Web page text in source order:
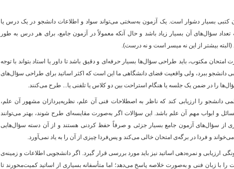
کتبی بسیار دشوار است. یک آزمون به‌سختی می‌تواند سواد و اطلاعات دانشجو در یک درس یا
سؤال‌های آن بسیار زیاد باشد و حال آنکه معمولاً در آزمون جامع، برای هر درس به طور
مکتوب، باید طراحی سؤال‌ها بسیار حرفه‌ای و دقیق باشد تا داور یا استاد بتواند با توجه
دانشجو ببرد، ولی واقعیت فضای دانشگاهی ما این است که اکثر اساتید برای طراحی سؤال‌های
را در ضمن یک جلسه یا هنگام استراحت بین دو کلاس یا تلفنی یا... طرح می‌کنند.
دانشجو را ارزیابی کند که ناظر به اصطلاحات فنی آن علم، نظریه‌پردازان مشهور آن علم،
و ابواب مهم آن علم باشد. این سؤالات اگر به‌صورت مقایسه‌ای طرح شوند، بهتر می‌توانند
از سؤال‌های آزمون جامع بسیار جزئی و صرفاً حفظ کردنی هستند و از آن دسته سؤال‌هایی
و فردا در برگه‌ی امتحان خالی می‌کند و پس‌فردا چیزی از آن را به یاد نمی‌آورد.
ارزیابی و نمره‌دهی اساتید نیز باید مورد بررسی قرار گیرد. اگر دانشجویی اطلاعات و زمینه‌ی
را با زبان فنی و به‌صورت خلاصه پاسخ می‌دهد؛ اما متأسفانه بسیاری از اساتید کمیت‌محورند تا